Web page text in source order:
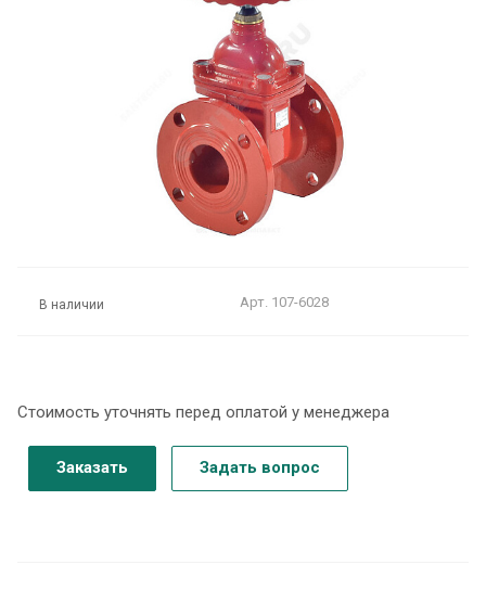
В наличии Арт. 107-6028
Стоимость уточнять перед оплатой у менеджера
Заказать Задать вопрос